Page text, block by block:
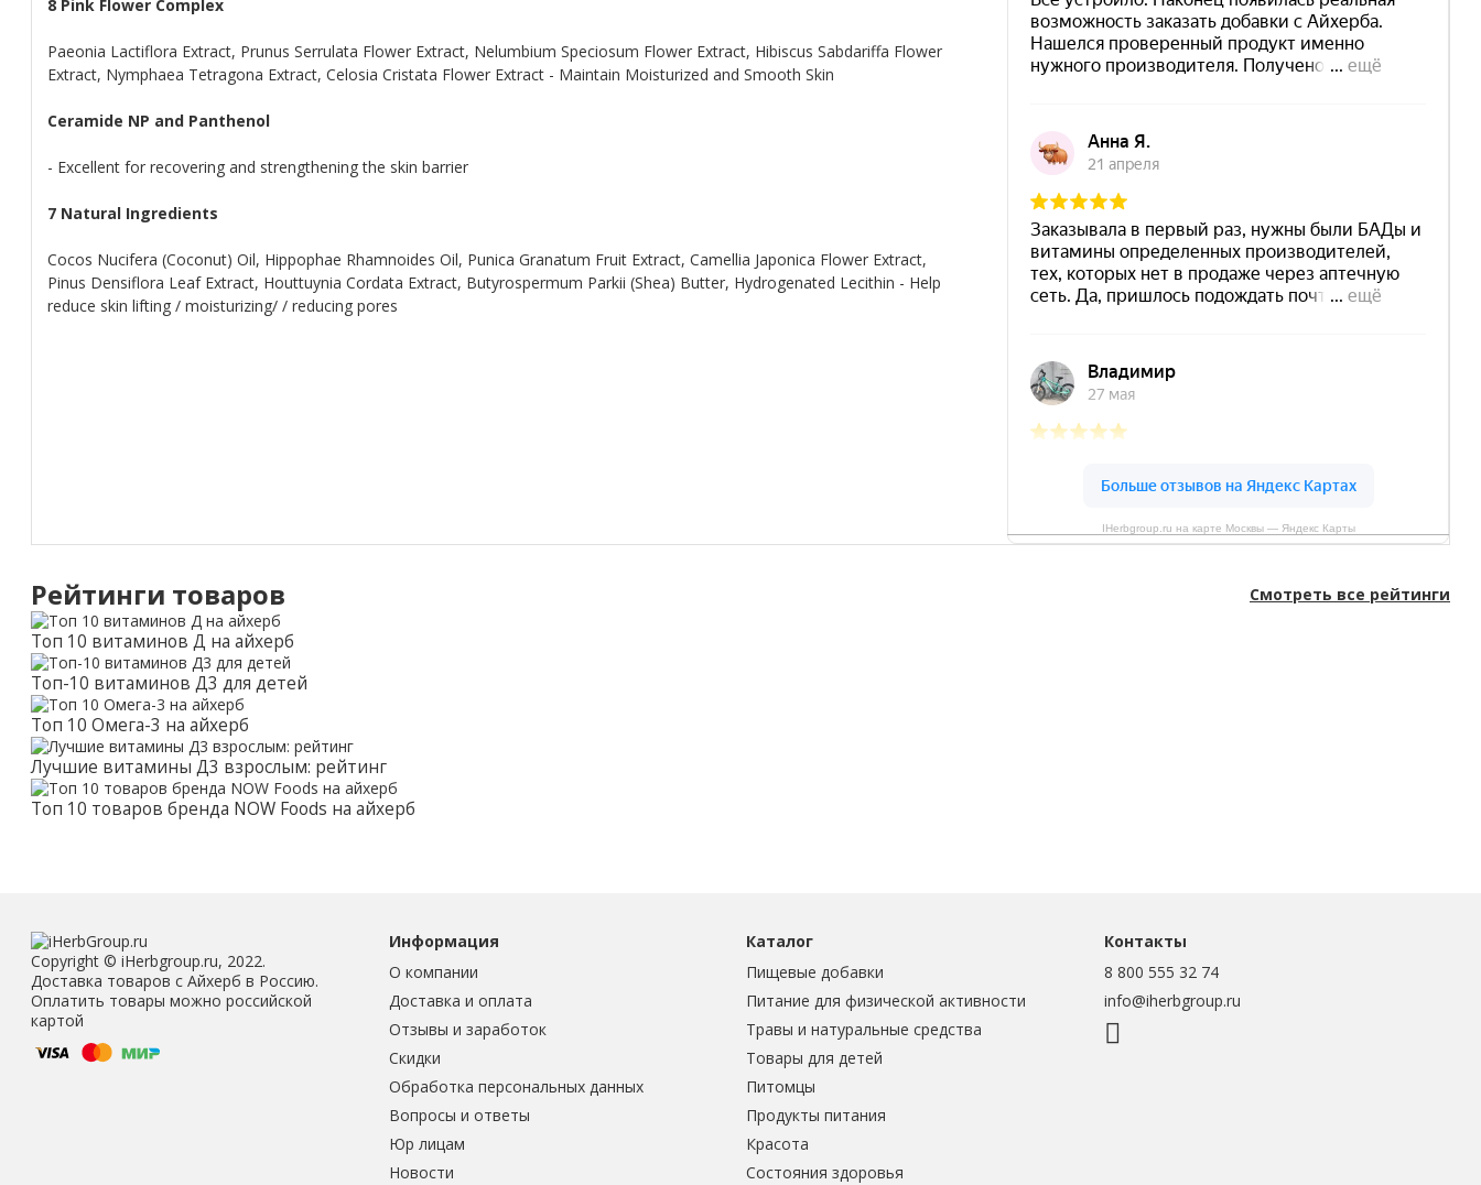
8 Pink Flower Complex
Paeonia Lactiflora Extract, Prunus Serrulata Flower Extract, Nelumbium Speciosum Flower Extract, Hibiscus Sabdariffa Flower
Extract, Nymphaea Tetragona Extract, Celosia Cristata Flower Extract - Maintain Moisturized and Smooth Skin
Ceramide NP and Panthenol
- Excellent for recovering and strengthening the skin barrier
7 Natural Ingredients
Cocos Nucifera (Coconut) Oil, Hippophae Rhamnoides Oil, Punica Granatum Fruit Extract, Camellia Japonica Flower Extract,
Pinus Densiflora Leaf Extract, Houttuynia Cordata Extract, Butyrospermum Parkii (Shea) Butter, Hydrogenated Lecithin - Help
reduce skin lifting / moisturizing/ / reducing pores
IHerbgroup.ru на карте Москвы — Яндекс Карты
Рейтинги товаров Смотреть все рейтинги
Топ 10 витаминов Д на айхерб
Топ-10 витаминов Д3 для детей
Топ 10 Омега-3 на айхерб
Лучшие витамины Д3 взрослым: рейтинг
Топ 10 товаров бренда NOW Foods на айхерб
Copyright © iHerbgroup.ru, 2022.
Доставка товаров с Айхерб в Россию.
Оплатить товары можно российской
картой
Информация
О компании
Доставка и оплата
Отзывы и заработок
Скидки
Обработка персональных данных
Вопросы и ответы
Юр лицам
Новости
Каталог
Пищевые добавки
Питание для физической активности
Травы и натуральные средства
Товары для детей
Питомцы
Продукты питания
Красота
Состояния здоровья
Контакты
8 800 555 32 74
info@iherbgroup.ru